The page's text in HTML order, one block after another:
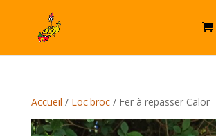
Accueil / Loc'broc/ Fer à repasser Calor